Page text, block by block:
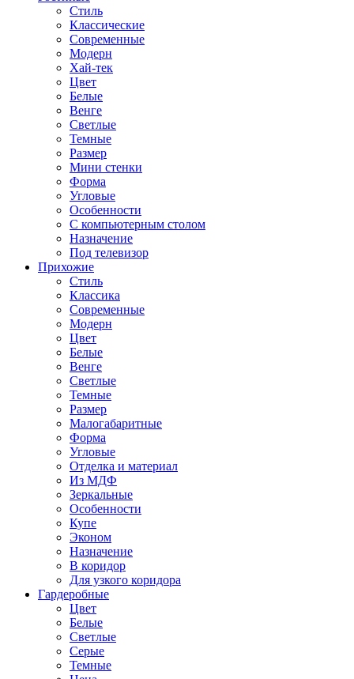
Стиль
Классические
Современные
Модерн
Хай-тек
Цвет
Белые
Венге
Светлые
Темные
Размер
Мини стенки
Форма
Угловые
Особенности
С компьютерным столом
Назначение
Под телевизор
Прихожие
Стиль
Классика
Современные
Модерн
Цвет
Белые
Венге
Светлые
Темные
Размер
Малогабаритные
Форма
Угловые
Отделка и материал
Из МДФ
Зеркальные
Особенности
Купе
Эконом
Назначение
В коридор
Для узкого коридора
Гардеробные
Цвет
Белые
Светлые
Серые
Темные